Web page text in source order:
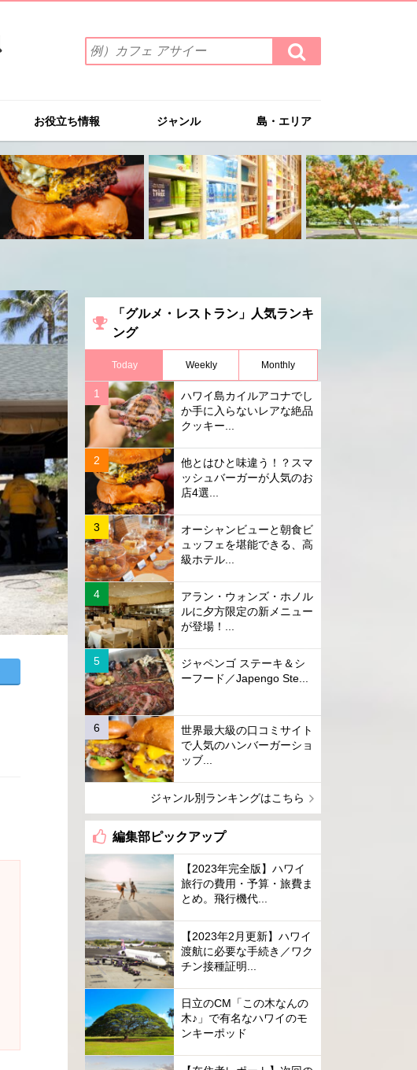
索
ワ
を
入
力
(例）
カ
フ
ェ
イ
ー
検
索
す
お役立ち情報 ジャンル 島・エリア
「グルメ・レストラン」人気ランキ
ング
Today Weekly Monthly
ハワイ島カイルアコナでし
か手に入らないレアな絶品
クッキー...
他とはひと味違う！？スマ
ッシュバーガーが人気のお
店4選...
オーシャンビューと朝食ビ
ュッフェを堪能できる、高
級ホテル...
アラン・ウォンズ・ホノル
ルに夕方限定の新メニュー
が登場！...
ジャペンゴ ステーキ＆シ
ーフード／Japengo Ste...
世界最大級の口コミサイト
で人気のハンバーガーショ
ッブ...
ジャンル別ランキングはこちら
編集部ピックアップ
【2023年完全版】ハワイ
旅行の費用・予算・旅費ま
とめ。飛行機代...
【2023年2月更新】ハワイ
渡航に必要な手続き／ワク
チン接種証明...
日立のCM「この木なんの
木♪」で有名なハワイのモ
ンキーポッド